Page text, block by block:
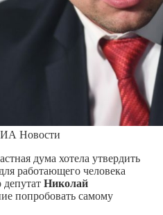
Новости
дума хотела утвердить
работающего человека
депутат Николай
попробовать самому